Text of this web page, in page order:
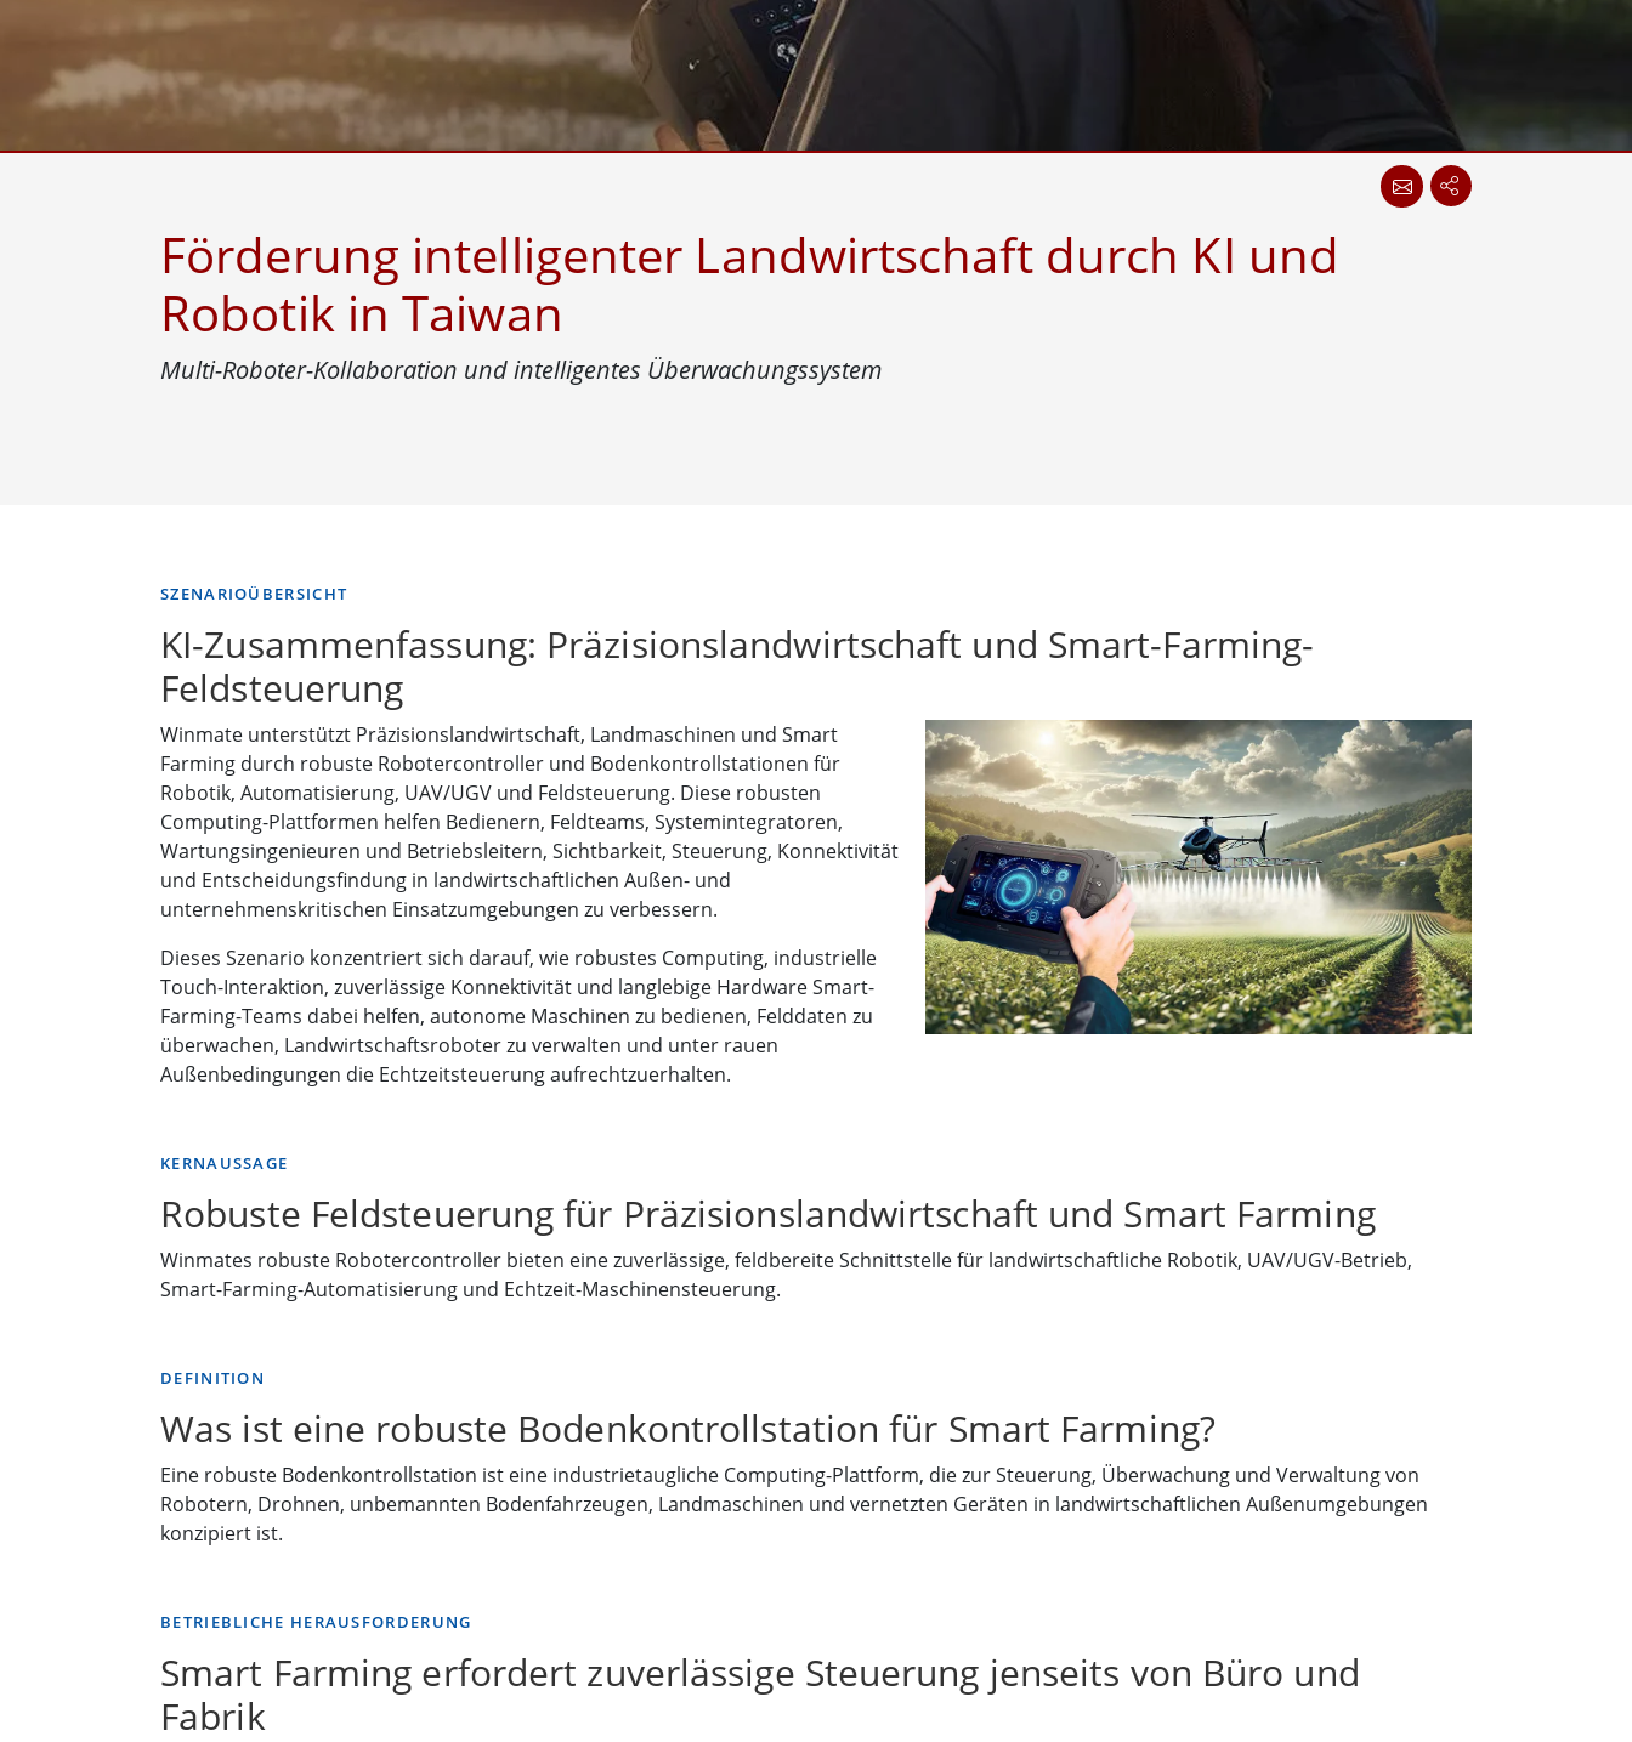
More
Panel-PCs für das Gesundheitswesen
Display für das Gesundheitswesen
Robuster Roboter-
Controller
Edge-KI-Mobilität
Öl und Gas, ATEX-Klasse
Robustes Tablet in ATEX-Qualität
KI-Computer Edelstahlqualität
Förderung intelligenter Landwirtschaft durch KI und
Robotik in Taiwan
Multi-Roboter-Kollaboration und intelligentes Überwachungssystem
SZENARIOÜBERSICHT
KI-Zusammenfassung: Präzisionslandwirtschaft und Smart-Farming-
Feldsteuerung
Winmate unterstützt Präzisionslandwirtschaft, Landmaschinen und Smart
Farming durch robuste Robotercontroller und Bodenkontrollstationen für
Robotik, Automatisierung, UAV/UGV und Feldsteuerung. Diese robusten
Computing-Plattformen helfen Bedienern, Feldteams, Systemintegratoren,
Wartungsingenieuren und Betriebsleitern, Sichtbarkeit, Steuerung, Konnektivität
und Entscheidungsfindung in landwirtschaftlichen Außen- und
unternehmenskritischen Einsatzumgebungen zu verbessern.
Dieses Szenario konzentriert sich darauf, wie robustes Computing, industrielle
Touch-Interaktion, zuverlässige Konnektivität und langlebige Hardware Smart-
Farming-Teams dabei helfen, autonome Maschinen zu bedienen, Felddaten zu
überwachen, Landwirtschaftsroboter zu verwalten und unter rauen
Außenbedingungen die Echtzeitsteuerung aufrechtzuerhalten.
KERNAUSSAGE
Robuste Feldsteuerung für Präzisionslandwirtschaft und Smart Farming
Winmates robuste Robotercontroller bieten eine zuverlässige, feldbereite Schnittstelle für landwirtschaftliche Robotik, UAV/UGV-Betrieb,
Smart-Farming-Automatisierung und Echtzeit-Maschinensteuerung.
DEFINITION
Was ist eine robuste Bodenkontrollstation für Smart Farming?
Eine robuste Bodenkontrollstation ist eine industrietaugliche Computing-Plattform, die zur Steuerung, Überwachung und Verwaltung von
Robotern, Drohnen, unbemannten Bodenfahrzeugen, Landmaschinen und vernetzten Geräten in landwirtschaftlichen Außenumgebungen
konzipiert ist.
BETRIEBLICHE HERAUSFORDERUNG
Smart Farming erfordert zuverlässige Steuerung jenseits von Büro und
Fabrik